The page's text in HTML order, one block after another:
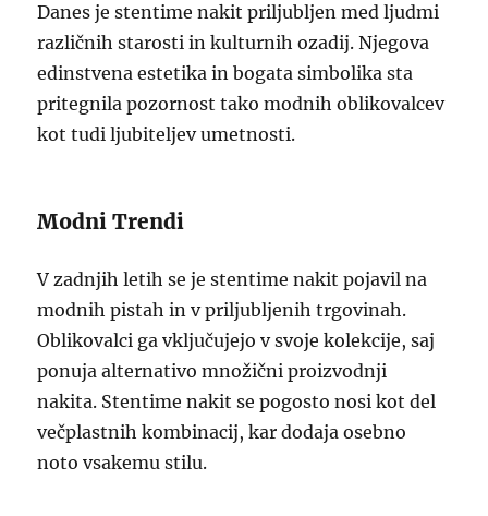
Danes je stentime nakit priljubljen med ljudmi
različnih starosti in kulturnih ozadij. Njegova
edinstvena estetika in bogata simbolika sta
pritegnila pozornost tako modnih oblikovalcev
kot tudi ljubiteljev umetnosti.
Modni Trendi
V zadnjih letih se je stentime nakit pojavil na
modnih pistah in v priljubljenih trgovinah.
Oblikovalci ga vključujejo v svoje kolekcije, saj
ponuja alternativo množični proizvodnji
nakita. Stentime nakit se pogosto nosi kot del
večplastnih kombinacij, kar dodaja osebno
noto vsakemu stilu.